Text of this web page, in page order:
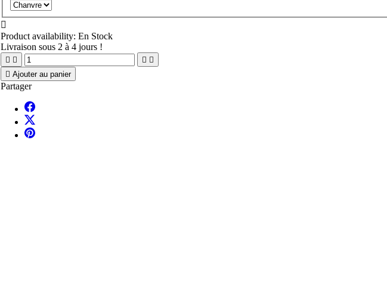

Product availability: En Stock
Livraison sous 2 à 4 jours !
   
 Ajouter au panier
Partager